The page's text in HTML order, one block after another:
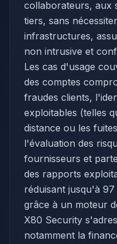
collaborateurs, aux
tiers, sans
infrastructures,
non intrusive et
Les cas d'usage
des comptes
fraudes clients,
exploitables (telles
distance ou les
l'évaluation des
fournisseurs et
des rapports
réduisant jusqu'à
grâce à un moteur
X80 Security
notamment la